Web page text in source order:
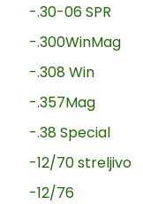
-.30-06 SPR
-.300WinMag
-.308 Win
-.357Mag
-.38 Special
-12/70 streljivo
-12/76